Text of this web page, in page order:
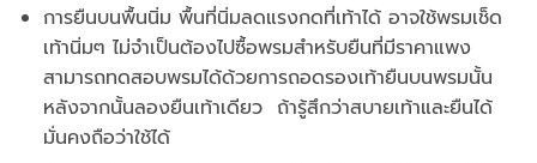
การยืนบนพื้นนิ่ม พื้นที่นิ่มลดแรงกดที่เท้าได้ อาจใช้พรมเช็ด
เท้านิ่มๆ ไม่จำเป็นต้องไปซื้อพรมสำหรับยืนที่มีราคาแพง
สามารถทดสอบพรมได้ด้วยการถอดรองเท้ายืนบนพรมนั้น
หลังจากนั้นลองยืนเท้าเดียว ถ้ารู้สึกว่าสบายเท้าและยืนได้
มั่นคงถือว่าใช้ได้